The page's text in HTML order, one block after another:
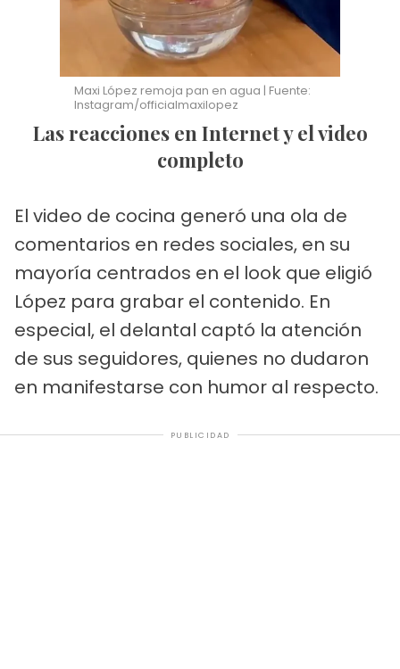
Maxi López remoja pan en agua | Fuente:
Instagram/officialmaxilopez
Las reacciones en Internet y el video
completo
El video de cocina generó una ola de
comentarios en redes sociales, en su
mayoría centrados en el look que eligió
López para grabar el contenido. En
especial, el delantal captó la atención
de sus seguidores, quienes no dudaron
en manifestarse con humor al respecto.
PUBLICIDAD